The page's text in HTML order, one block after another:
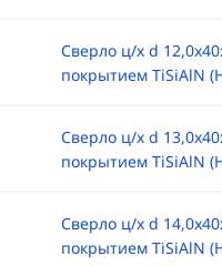
Сверло ц/х d
покрытием TiSiAlN
Сверло ц/х d
покрытием TiSiAlN
Сверло ц/х d
покрытием TiSiAlN